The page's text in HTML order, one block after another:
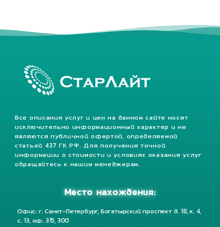
Все описания услуг и цен на данном сайте носят
исключительно информационный характер и не
являются публичной офертой, определяемой
статьей 437 ГК РФ. Для получения точной
информации о стоимости и условиях оказания услуг
обращайтесь к нашим менеджерам.
Место нахождения:
Офис: г. Санкт-Петербург, Богатырский проспект д. 18, к. 4,
с. 13, оф. 315, 300